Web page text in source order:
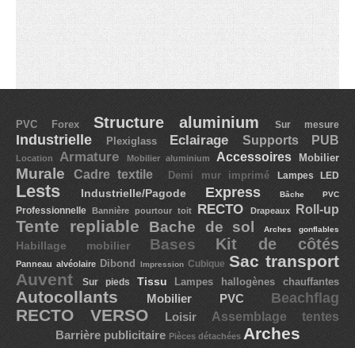
STRUCTURE ALUMINIUM
Murale (8)
Cadre textile (7)
Cubique (7)
SUPPORTS PUB
Drapeaux
Beachflag (30)
Bases (8)
PVC Forex Structure aluminiumSur mesure
Industrielle Plexiglass Eclairage Supports PUB
Location Armature Mobilier aluminium Accessoires Mobilier
Murale Cadre textile Demi mur imprimé Lampes LED
Lests Industrielle/Pagode ExpressBâche PVC
Professionnelle Bannière pourtour toit RECTO Drapeaux Roll-up
Tente repliable Bache de sol Arches gonflables
Habillage mobilier Bases Kit de côtés
Panneau alvéolaire Dibond Impression Cubique Sac transport
Auvent Sur pieds Tissu Lampes hallogènes chauffantes
Autocollants Mobilier PVC Beachflag
RECTO VERSO Loisir Assemblage tentes
Barrière publicitaire Pièces détachées Arches